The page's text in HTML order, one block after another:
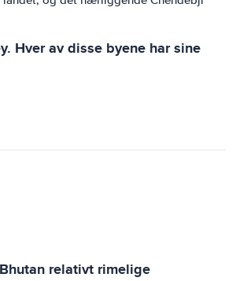
Hver av disse byene har sine
relativt rimelige